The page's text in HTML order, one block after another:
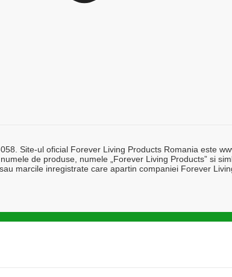
Site-ul oficial Forever Living Products Romania este
de produse, numele „Forever Living Products” si
marcile inregistrate care apartin companiei Forever